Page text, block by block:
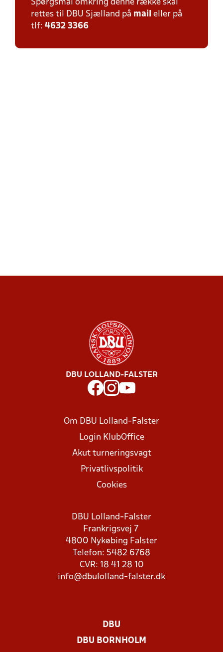
Spørgsmål omkring denne række skal
rettes til DBU Sjælland på mail eller på
tlf: 4632 3366
DBU LOLLAND-FALSTER
Om DBU Lolland-Falster
Login KlubOffice
Akut turneringsvagt
Privatlivspolitik
Cookies
DBU Lolland-Falster
Frankrigsvej 7
4800 Nykøbing Falster
Telefon: 5482 6768
CVR: 18 41 28 10
info@dbulolland-falster.dk
DBU
DBU BORNHOLM